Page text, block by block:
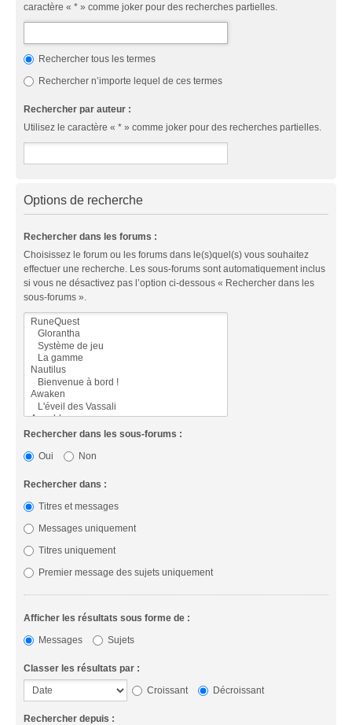
caractère « * » comme joker pour des recherches partielles.
Rechercher tous les termes
Rechercher n’importe lequel de ces termes
Rechercher par auteur :
Utilisez le caractère « * » comme joker pour des recherches partielles.
Options de recherche
Rechercher dans les forums :
Choisissez le forum ou les forums dans le(s)quel(s) vous souhaitez
effectuer une recherche. Les sous-forums sont automatiquement inclus
si vous ne désactivez pas l’option ci-dessous « Rechercher dans les
sous-forums ».
Rechercher dans les sous-forums :
Oui
Non
Rechercher dans :
Titres et messages
Messages uniquement
Titres uniquement
Premier message des sujets uniquement
Afficher les résultats sous forme de :
Messages
Sujets
Classer les résultats par :
Croissant
Décroissant
Rechercher depuis :